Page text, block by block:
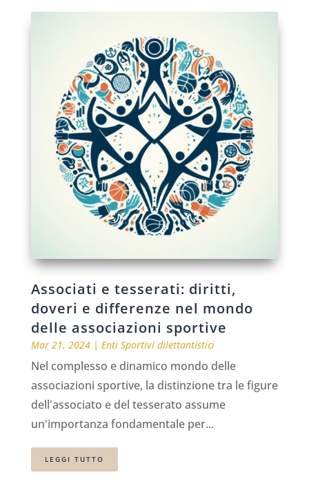
Associati e tesserati: diritti,
doveri e differenze nel mondo
delle associazioni sportive
Mar 21, 2024| Enti Sportivi dilettantistici
Nel complesso e dinamico mondo delle
associazioni sportive, la distinzione tra le figure
dell'associato e del tesserato assume
un'importanza fondamentale per...
LEGGI TUTTO